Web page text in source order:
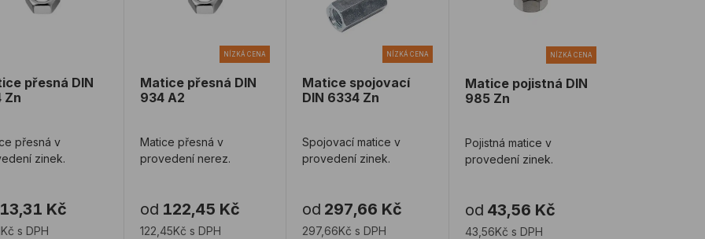
přesná DIN
Zn
přesná v
zinek.
13,31 Kč
s DPH
NÍZKÁ CENA
Matice přesná DIN
934 A2
Matice přesná v
provedení nerez.
od 122,45 Kč
122,45Kč s DPH
NÍZKÁ CENA
Matice spojovací
DIN 6334 Zn
Spojovací matice v
provedení zinek.
od 297,66 Kč
297,66Kč s DPH
NÍZKÁ CENA
Matice pojistná DIN
985 Zn
Pojistná matice v
provedení zinek.
od 43,56 Kč
43,56Kč s DPH